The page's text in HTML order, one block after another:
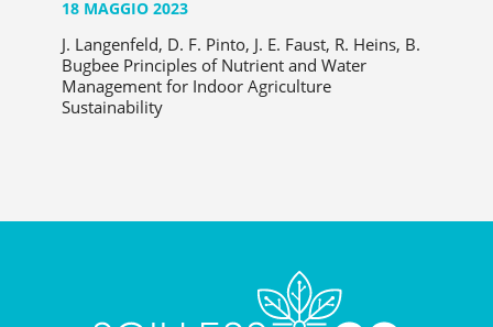
18 MAGGIO 2023
J. Langenfeld, D. F. Pinto, J. E. Faust, R. Heins, B.
Bugbee Principles of Nutrient and Water
Management for Indoor Agriculture
Sustainability